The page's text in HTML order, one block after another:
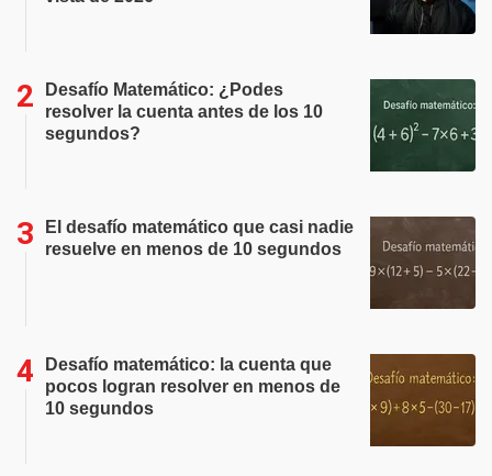
Desafío Matemático: ¿Podes
resolver la cuenta antes de los 10
segundos?
El desafío matemático que casi nadie
resuelve en menos de 10 segundos
Desafío matemático: la cuenta que
pocos logran resolver en menos de
10 segundos